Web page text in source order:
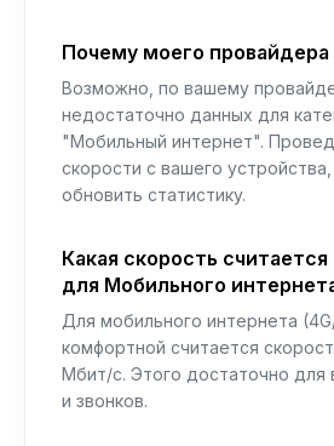
Почему моего провайдера
Возможно, по вашему
недостаточно данных для
"Мобильный интернет".
скорости с вашего
обновить статистику.
Какая скорость
для Мобильного
Для мобильного интернета
комфортной считается
Мбит/с. Этого достаточно для
и звонков.